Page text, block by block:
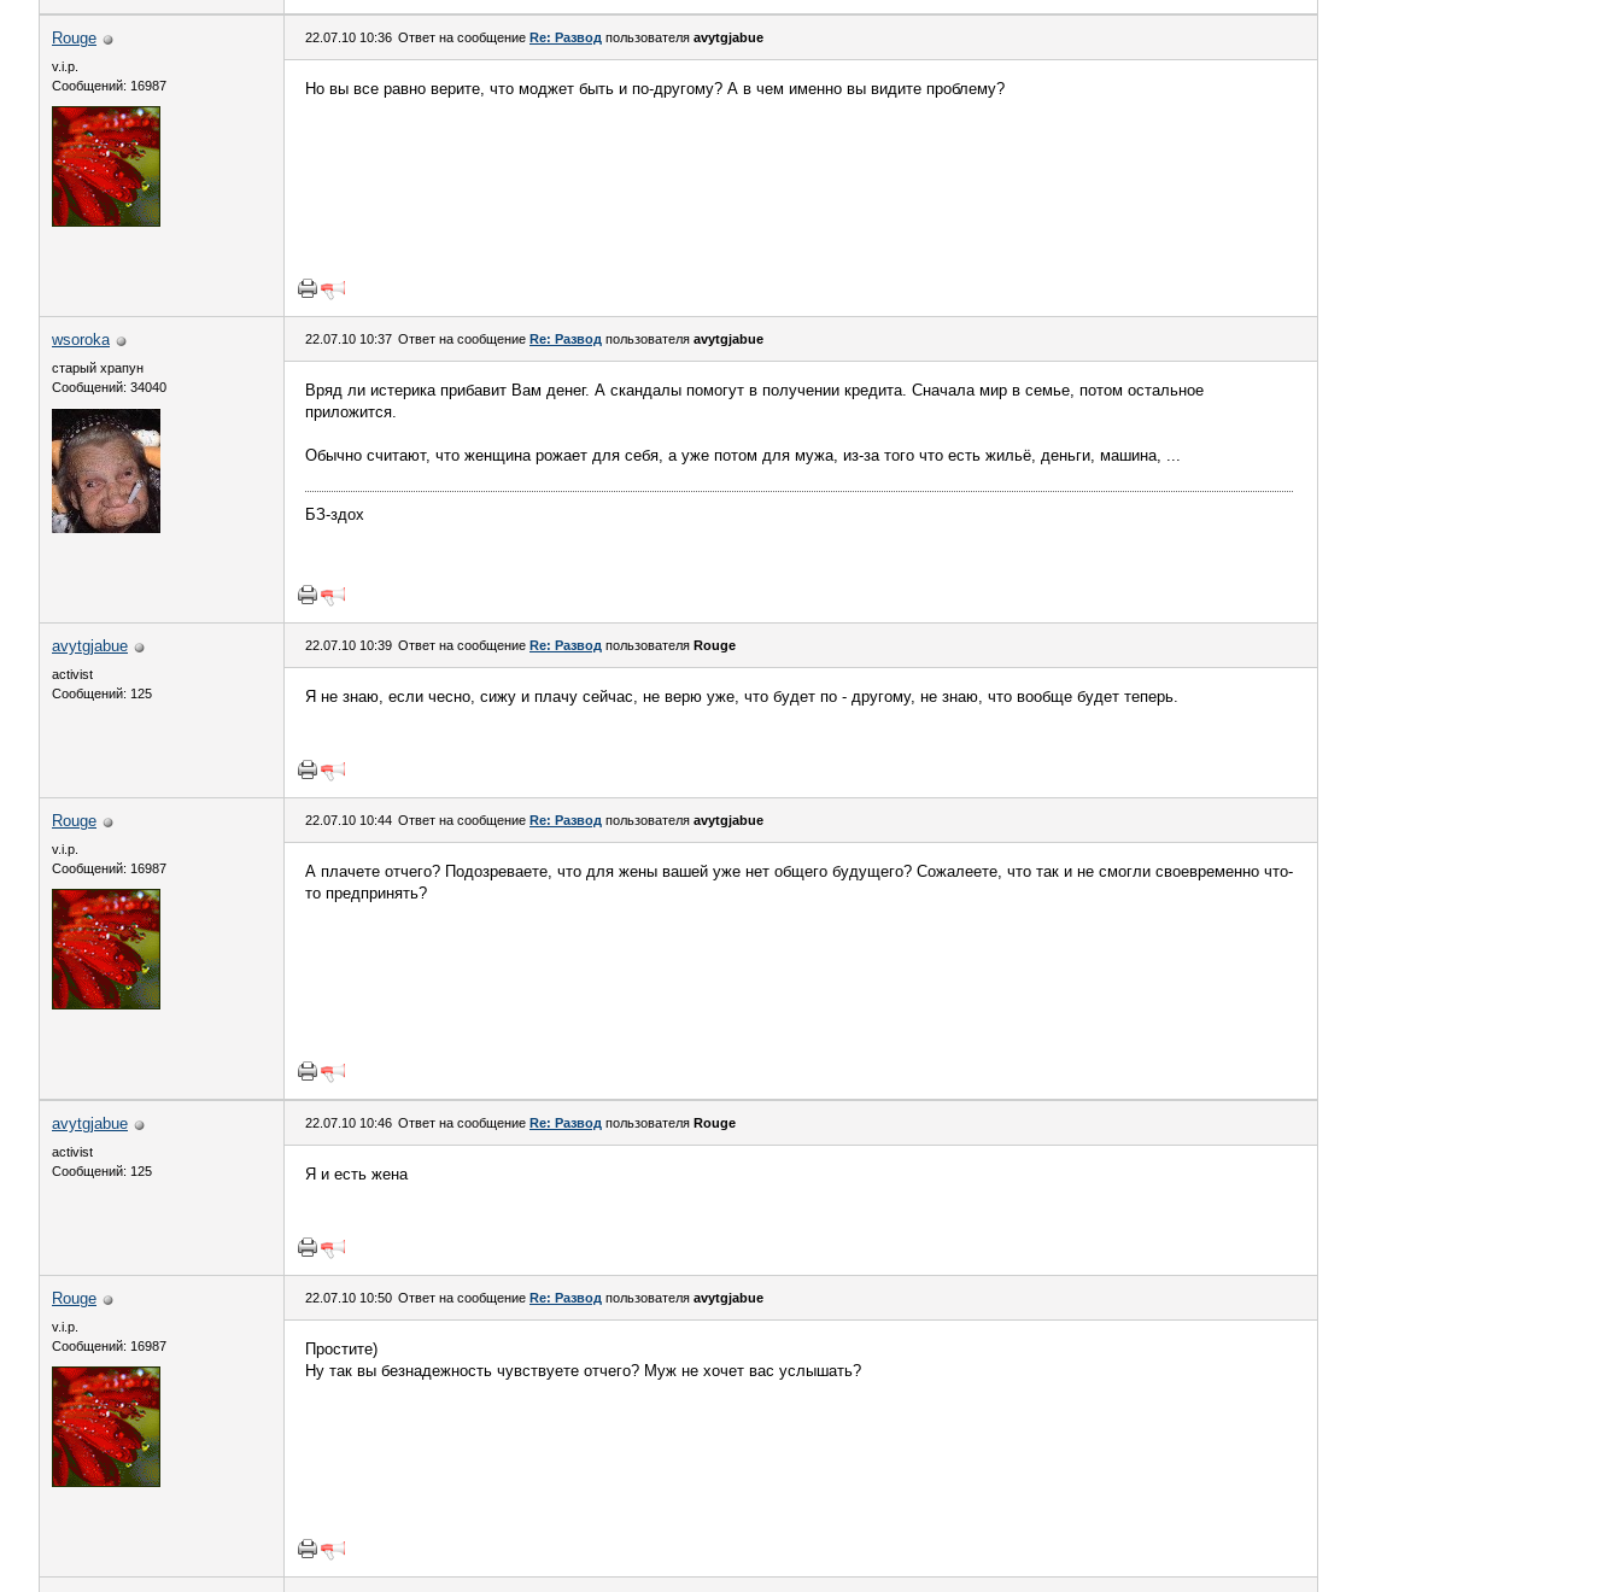
Rouge
v.i.p.
Сообщений: 16987
22.07.10 10:36 Ответ на сообщение Re: Развод пользователя avytgjabue
Но вы все равно верите, что моджет быть и по-другому? А в чем именно вы видите проблему?
wsoroka
старый храпун
Сообщений: 34040
22.07.10 10:37 Ответ на сообщение Re: Развод пользователя avytgjabue
Вряд ли истерика прибавит Вам денег. А скандалы помогут в получении кредита. Сначала мир в семье, потом остальное
приложится.
Обычно считают, что женщина рожает для себя, а уже потом для мужа, из-за того что есть жильё, деньги, машина, ...
БЗ-здох
avytgjabue
activist
Сообщений: 125
22.07.10 10:39 Ответ на сообщение Re: Развод пользователя Rouge
Я не знаю, если чесно, сижу и плачу сейчас, не верю уже, что будет по - другому, не знаю, что вообще будет теперь.
Rouge
v.i.p.
Сообщений: 16987
22.07.10 10:44 Ответ на сообщение Re: Развод пользователя avytgjabue
А плачете отчего? Подозреваете, что для жены вашей уже нет общего будущего? Сожалеете, что так и не смогли своевременно что-
то предпринять?
avytgjabue
activist
Сообщений: 125
22.07.10 10:46 Ответ на сообщение Re: Развод пользователя Rouge
Я и есть жена
Rouge
v.i.p.
Сообщений: 16987
22.07.10 10:50 Ответ на сообщение Re: Развод пользователя avytgjabue
Простите)
Ну так вы безнадежность чувствуете отчего? Муж не хочет вас услышать?